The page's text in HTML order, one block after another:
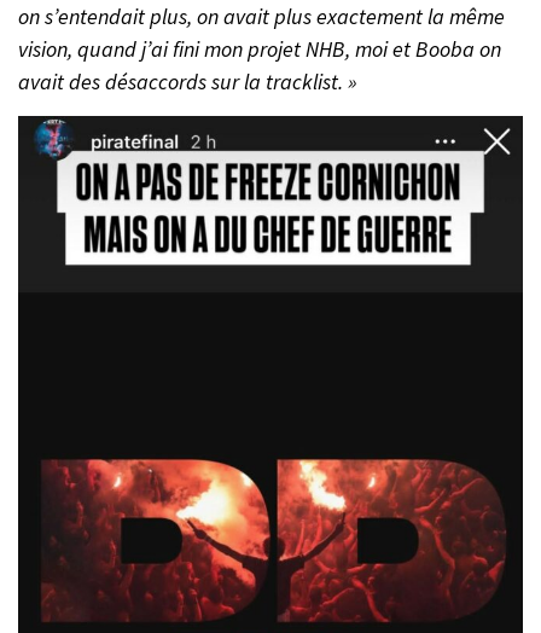
on s’entendait plus, on avait plus exactement la même
vision, quand j’ai fini mon projet NHB, moi et Booba on
avait des désaccords sur la tracklist. »